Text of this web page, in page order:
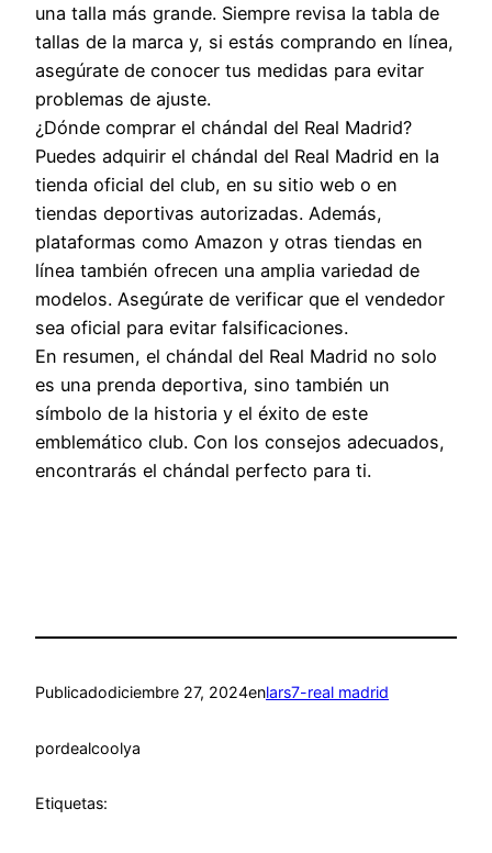
una talla más grande. Siempre revisa la tabla de
tallas de la marca y, si estás comprando en línea,
asegúrate de conocer tus medidas para evitar
problemas de ajuste.
¿Dónde comprar el chándal del Real Madrid?
Puedes adquirir el chándal del Real Madrid en la
tienda oficial del club, en su sitio web o en
tiendas deportivas autorizadas. Además,
plataformas como Amazon y otras tiendas en
línea también ofrecen una amplia variedad de
modelos. Asegúrate de verificar que el vendedor
sea oficial para evitar falsificaciones.
En resumen, el chándal del Real Madrid no solo
es una prenda deportiva, sino también un
símbolo de la historia y el éxito de este
emblemático club. Con los consejos adecuados,
encontrarás el chándal perfecto para ti.
Publicadodiciembre 27, 2024enlars7-real madrid
pordealcoolya
Etiquetas: